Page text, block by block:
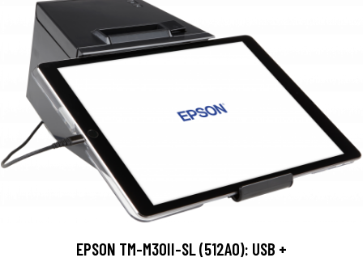
EPSON TM-M30II-SL (512A0): USB +